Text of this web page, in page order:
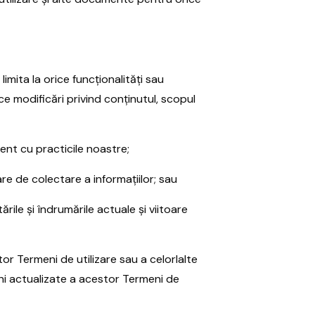
la orice funcționalități sau
modificări privind conținutul, scopul
cu practicile noastre;
de colectare a informațiilor; sau
și îndrumările actuale și viitoare
Termeni de utilizare sau a celorlalte
actualizate a acestor Termeni de